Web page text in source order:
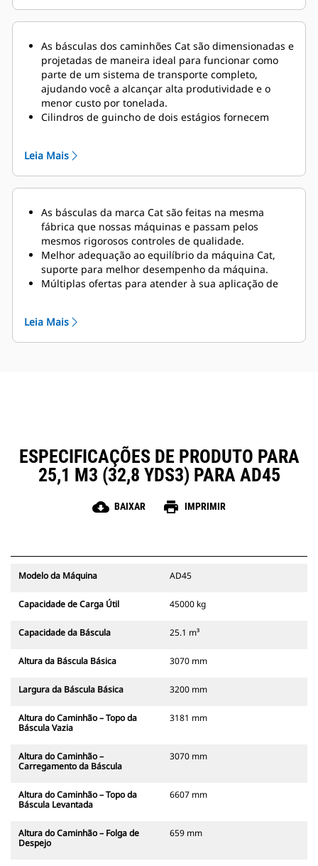
As básculas dos caminhões Cat são dimensionadas e
projetadas de maneira ideal para funcionar como
parte de um sistema de transporte completo,
ajudando você a alcançar alta produtividade e o
menor custo por tonelada.
Cilindros de guincho de dois estágios fornecem
com função de amortecimento habilitada para
proteger a estrutura e os componentes no final do
ciclo de abaixamento.
Caminhão (TPMS, Truck Payload Management
System) permite uma operação de mineração para
gerenciar cargas úteis e garantir que os caminhões
não fiquem com falta ou excesso de carga. Um
monitor simples na cabine fornece informações
precisas sobre a carga útil aos operadores,
caminhões estão sempre recebendo a quantidade
correta
Leia Mais
As básculas da marca Cat são feitas na mesma
fábrica que nossas máquinas e passam pelos
mesmos rigorosos controles de qualidade.
Melhor adequação ao equilíbrio da máquina Cat,
suporte para melhor desempenho da máquina.
Múltiplas ofertas para atender à sua aplicação de
rede global de revendedores Cat.
Leia Mais
ESPECIFICAÇÕES DE PRODUTO PARA
25,1 M3 (32,8 YDS3) PARA AD45
cloud_download BAIXAR print IMPRIMIR
Modelo da Máquina AD45
Capacidade de Carga Útil 45000 kg
Capacidade da Báscula 25.1 m³
Altura da Báscula Básica 3070 mm
Largura da Báscula Básica 3200 mm
Altura do Caminhão – Topo da
Báscula Vazia
3181 mm
Altura do Caminhão –
Carregamento da Báscula
3070 mm
Altura do Caminhão – Topo da
Báscula Levantada
6607 mm
Altura do Caminhão – Folga de
Despejo
659 mm